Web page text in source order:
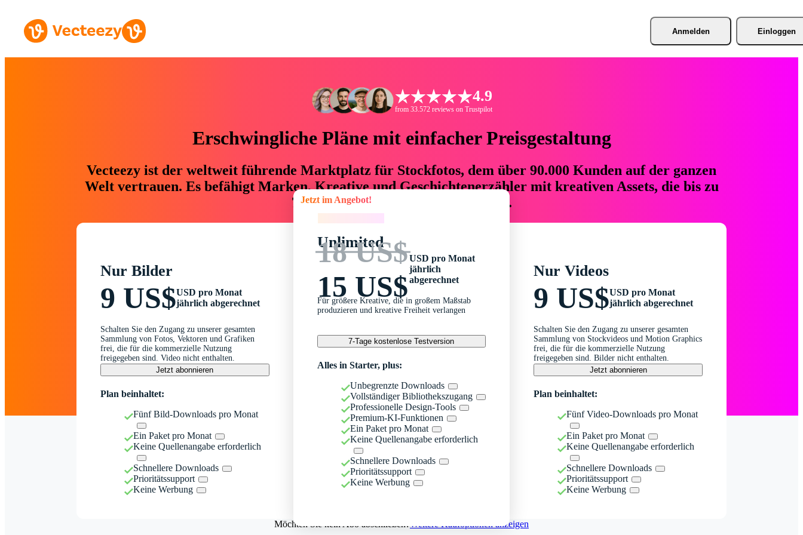
Anmelden Einloggen
4.9
from 33.572 reviews on Trustpilot
Erschwingliche Pläne mit einfacher Preisgestaltung
Vecteezy ist der weltweit führende Marktplatz für Stockfotos, dem über 90.000 Kunden auf der ganzen
Welt vertrauen. Es befähigt Marken, Kreative und Geschichtenerzähler mit kreativen Assets, die bis zu
76 % an Zeit und Budget einsparen.
Nur Bilder
9 US$USD pro Monat
jährlich abgerechnet
Schalten Sie den Zugang zu unserer gesamten
Sammlung von Fotos, Vektoren und Grafiken
frei, die für die kommerzielle Nutzung
freigegeben sind. Video nicht enthalten.
Jetzt abonnieren
Plan beinhaltet:
Fünf Bild-Downloads pro Monat
Ein Paket pro Monat
Keine Quellenangabe erforderlich
Schnellere Downloads
Prioritätssupport
Keine Werbung
Jetzt im Angebot!
Unlimited
18 US$
15 US$
USD pro Monat
jährlich
abgerechnet
Für größere Kreative, die in großem Maßstab
produzieren und kreative Freiheit verlangen
7-Tage kostenlose Testversion
Alles in Starter, plus:
Unbegrenzte Downloads
Vollständiger Bibliothekszugang
Professionelle Design-Tools
Premium-KI-Funktionen
Ein Paket pro Monat
Keine Quellenangabe erforderlich
Schnellere Downloads
Prioritätssupport
Keine Werbung
Nur Videos
9 US$USD pro Monat
jährlich abgerechnet
Schalten Sie den Zugang zu unserer gesamten
Sammlung von Stockvideos und Motion Graphics
frei, die für die kommerzielle Nutzung
freigegeben sind. Bilder nicht enthalten.
Jetzt abonnieren
Plan beinhaltet:
Fünf Video-Downloads pro Monat
Ein Paket pro Monat
Keine Quellenangabe erforderlich
Schnellere Downloads
Prioritätssupport
Keine Werbung
Möchten Sie kein Abo abschließen?Weitere Kaufoptionen anzeigen